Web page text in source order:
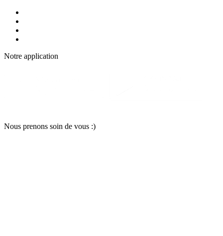
Notre application
Nous prenons soin de vous :)